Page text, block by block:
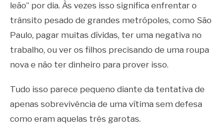
leão” por dia. Às vezes isso significa enfrentar o
trânsito pesado de grandes metrópoles, como São
Paulo, pagar muitas dívidas, ter uma negativa no
trabalho, ou ver os filhos precisando de uma roupa
nova e não ter dinheiro para prover isso.
Tudo isso parece pequeno diante da tentativa de
apenas sobrevivência de uma vítima sem defesa
como eram aquelas três garotas.